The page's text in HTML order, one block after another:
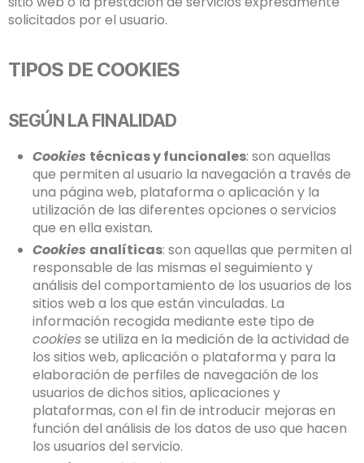
solicitados por el usuario.
TIPOS DE COOKIES
SEGÚN LA FINALIDAD
Cookies técnicas y funcionales: son aquellas
que permiten al usuario la navegación a través de
una página web, plataforma o aplicación y la
utilización de las diferentes opciones o servicios
que en ella existan.
Cookies analíticas: son aquellas que permiten al
responsable de las mismas el seguimiento y
análisis del comportamiento de los usuarios de los
sitios web a los que están vinculadas. La
información recogida mediante este tipo de
cookiesse utiliza en la medición de la actividad de
los sitios web, aplicación o plataforma y para la
elaboración de perfiles de navegación de los
usuarios de dichos sitios, aplicaciones y
plataformas, con el fin de introducir mejoras en
función del análisis de los datos de uso que hacen
los usuarios del servicio.